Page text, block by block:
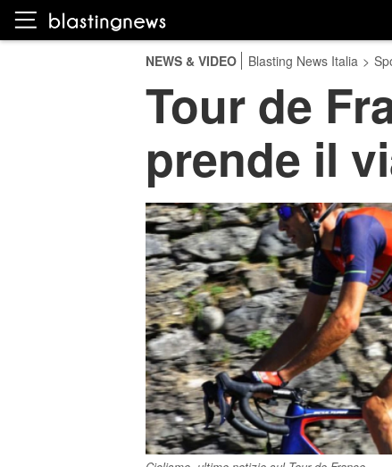
NEWS & VIDEO Blasting News Italia >
Tour de
prende il